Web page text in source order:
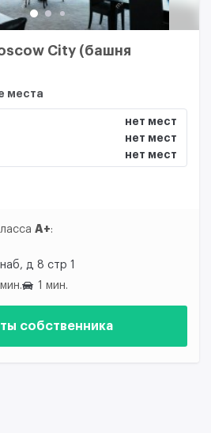
City (башня
места
нет мест
нет мест
нет мест
A+:
д 8 стр 1
1 мин.
собственника